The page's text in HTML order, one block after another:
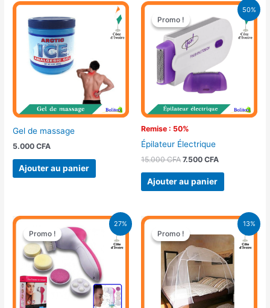
Gel de massage
5.000CFA
Ajouter au panier
50%
Promo !
Remise : 50%
Promo !
Épilateur Électrique
15.000CFA
Le
prix
initial
était :
15.000 CFA.
7.500 CFA
Le
actuel
7.500 CFA.
Ajouter au panier
27%
Promo !
Promo !
Le
prix
initial
était :
5.500 CFA.
Le
est :
4.000 CFA.
13%
Promo !
Promo !
Le
prix
initial
était :
17.900 CFA.
Le
actuel
est :
15.500 CFA.